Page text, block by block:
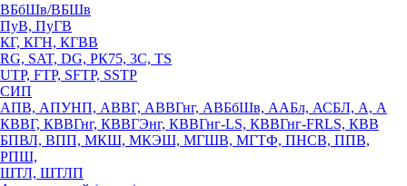
ВБбШв/ВБШв
ПуВ, ПуГВ
КГ, КГН, КГВВ
RG, SAT, DG, РК75, 3С, TS
UTP, FTP, SFTP, SSTP
СИП
АПВ, АПУНП, АВВГ, АВВГнг, АВБбШв, ААБл, АСБЛ, А, А
КВВГ, КВВГнг, КВВГЭнг, КВВГнг-LS, КВВГнг-FRLS, КВВ
БПВЛ, ВПП, МКШ, МКЭШ, МГШВ, МГТФ, ПНСВ, ППВ,
РПШ,
ШТЛ, ШТЛП